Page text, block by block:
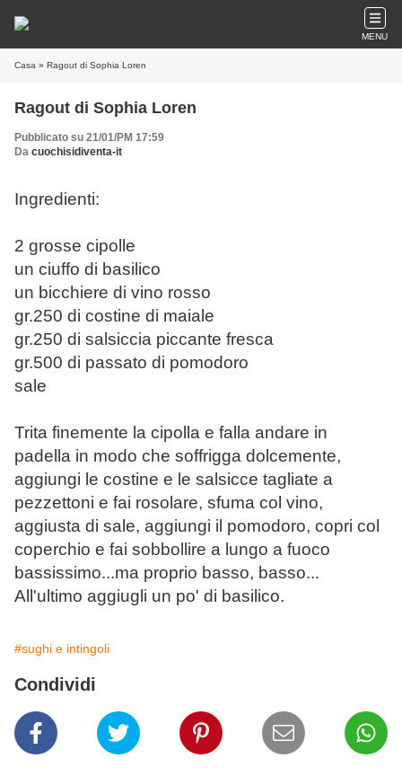
MENU
Casa » Ragout di Sophia Loren
Ragout di Sophia Loren
Pubblicato su 21/01/PM 17:59
Da cuochisidiventa-it
Ingredienti:
2 grosse cipolle
un ciuffo di basilico
un bicchiere di vino rosso
gr.250 di costine di maiale
gr.250 di salsiccia piccante fresca
gr.500 di passato di pomodoro
sale
Trita finemente la cipolla e falla andare in
padella in modo che soffrigga dolcemente,
aggiungi le costine e le salsicce tagliate a
pezzettoni e fai rosolare, sfuma col vino,
aggiusta di sale, aggiungi il pomodoro, copri col
coperchio e fai sobbollire a lungo a fuoco
bassissimo...ma proprio basso, basso...
All'ultimo aggiugli un po' di basilico.
#sughi e intingoli
Condividi